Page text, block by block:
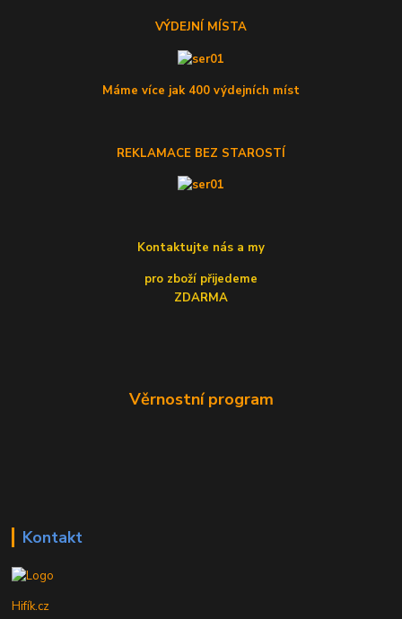
VÝDEJNÍ MÍSTA
Máme více jak 400 výdejních míst
REKLAMACE BEZ STAROSTÍ
Kontaktujte nás a my
pro zboží přijedeme
ZDARMA
Věrnostní program
Kontakt
Hifík.cz